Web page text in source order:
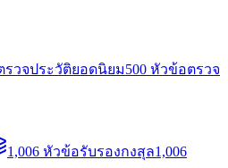
รวจประวัติยอดนิยม500 หัวข้อตรวจ
1,006 หัวข้อรับรองกงสุล1,006